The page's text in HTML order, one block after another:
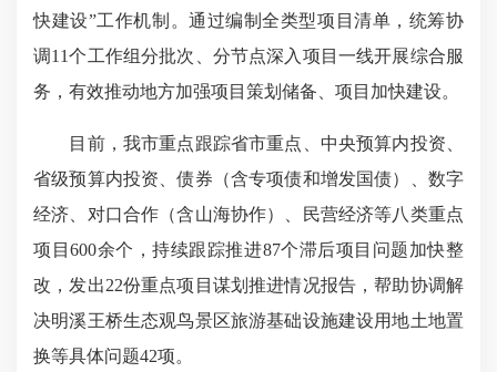
快建设”工作机制。通过编制全类型项目清单，统筹协
调11个工作组分批次、分节点深入项目一线开展综合服
务，有效推动地方加强项目策划储备、项目加快建设。
目前，我市重点跟踪省市重点、中央预算内投资、
省级预算内投资、债券（含专项债和增发国债）、数字
经济、对口合作（含山海协作）、民营经济等八类重点
项目600余个，持续跟踪推进87个滞后项目问题加快整
改，发出22份重点项目谋划推进情况报告，帮助协调解
决明溪王桥生态观鸟景区旅游基础设施建设用地土地置
换等具体问题42项。